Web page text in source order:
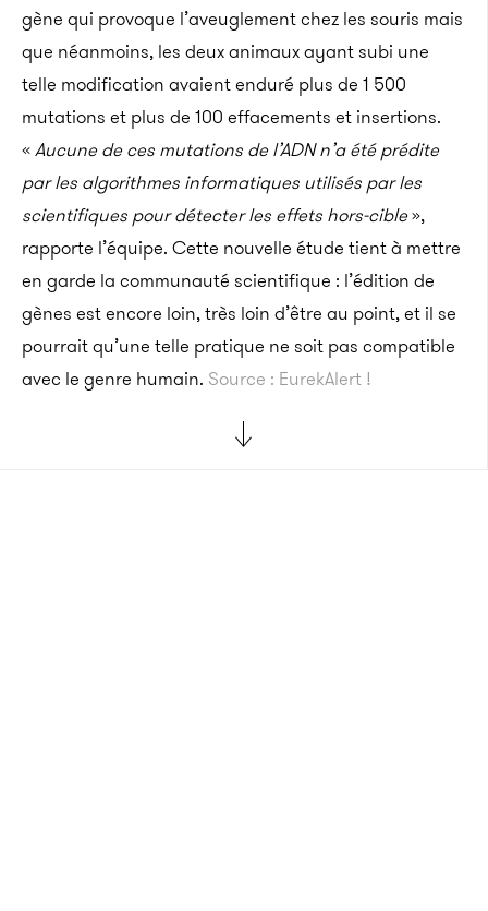
gène qui provoque l’aveuglement chez les souris mais
que néanmoins, les deux animaux ayant subi une
telle modification avaient enduré plus de 1 500
mutations et plus de 100 effacements et insertions.
«Aucune de ces mutations de l’ADN n’a été prédite
par les algorithmes informatiques utilisés par les
scientifiques pour détecter les effets hors-cible»,
rapporte l’équipe. Cette nouvelle étude tient à mettre
en garde la communauté scientifique : l’édition de
gènes est encore loin, très loin d’être au point, et il se
pourrait qu’une telle pratique ne soit pas compatible
avec le genre humain. Source : EurekAlert !